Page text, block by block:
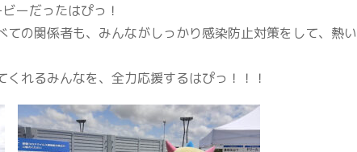
ーだったはぴっ！
の関係者も、みんながしっかり感染防止対策をして、熱い
れるみんなを、全力応援するはぴっ！！！